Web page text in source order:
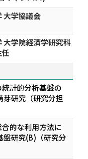
大学協議会
大学院経済学研究科
計的分析基盤の
芽研究（研究分担
的な利用方法に
盤研究(B)（研究分